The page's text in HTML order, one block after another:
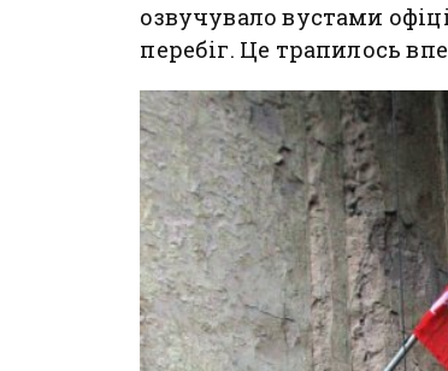
озвучувало вустами
перебіг. Це трапилось